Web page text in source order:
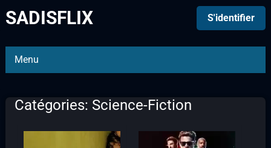
SADISFLIX S'identifier
Menu
Catégories: Science-Fiction